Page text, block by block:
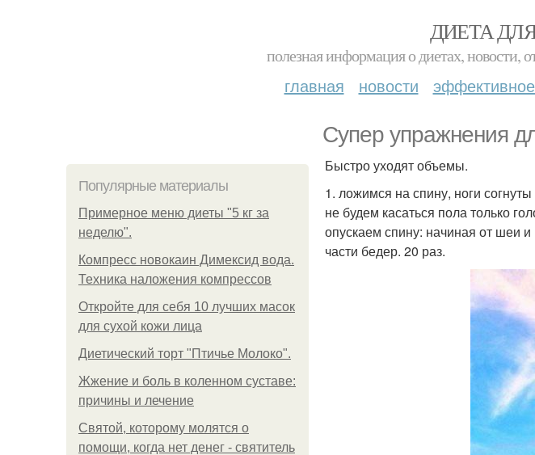
ДИЕТА
полезная информация о диетах, новости,
главная новости
Супер упражнения
Популярные материалы
Примерное меню диеты "5 кг за
неделю".
Компресс новокаин Димексид вода.
Техника наложения компрессов
Откройте для себя 10 лучших масок
для сухой кожи лица
Диетический торт "Птичье Молоко".
Жжение и боль в коленном суставе:
причины и лечение
Святой, которому молятся о
помощи, когда нет денег - святитель
Быстро уходят объемы.
1. ложимся на спину, ноги
не будем касаться пола только
опускаем спину: начиная от шеи
части бедер. 20 раз.